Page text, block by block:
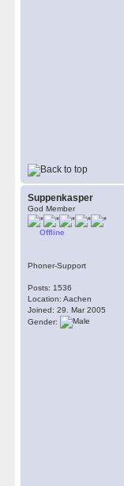
Suppenkasper
God Member
Offline
Phoner-Support
Posts: 1536
Location: Aachen
Joined: 29. Mar 2005
Gender: